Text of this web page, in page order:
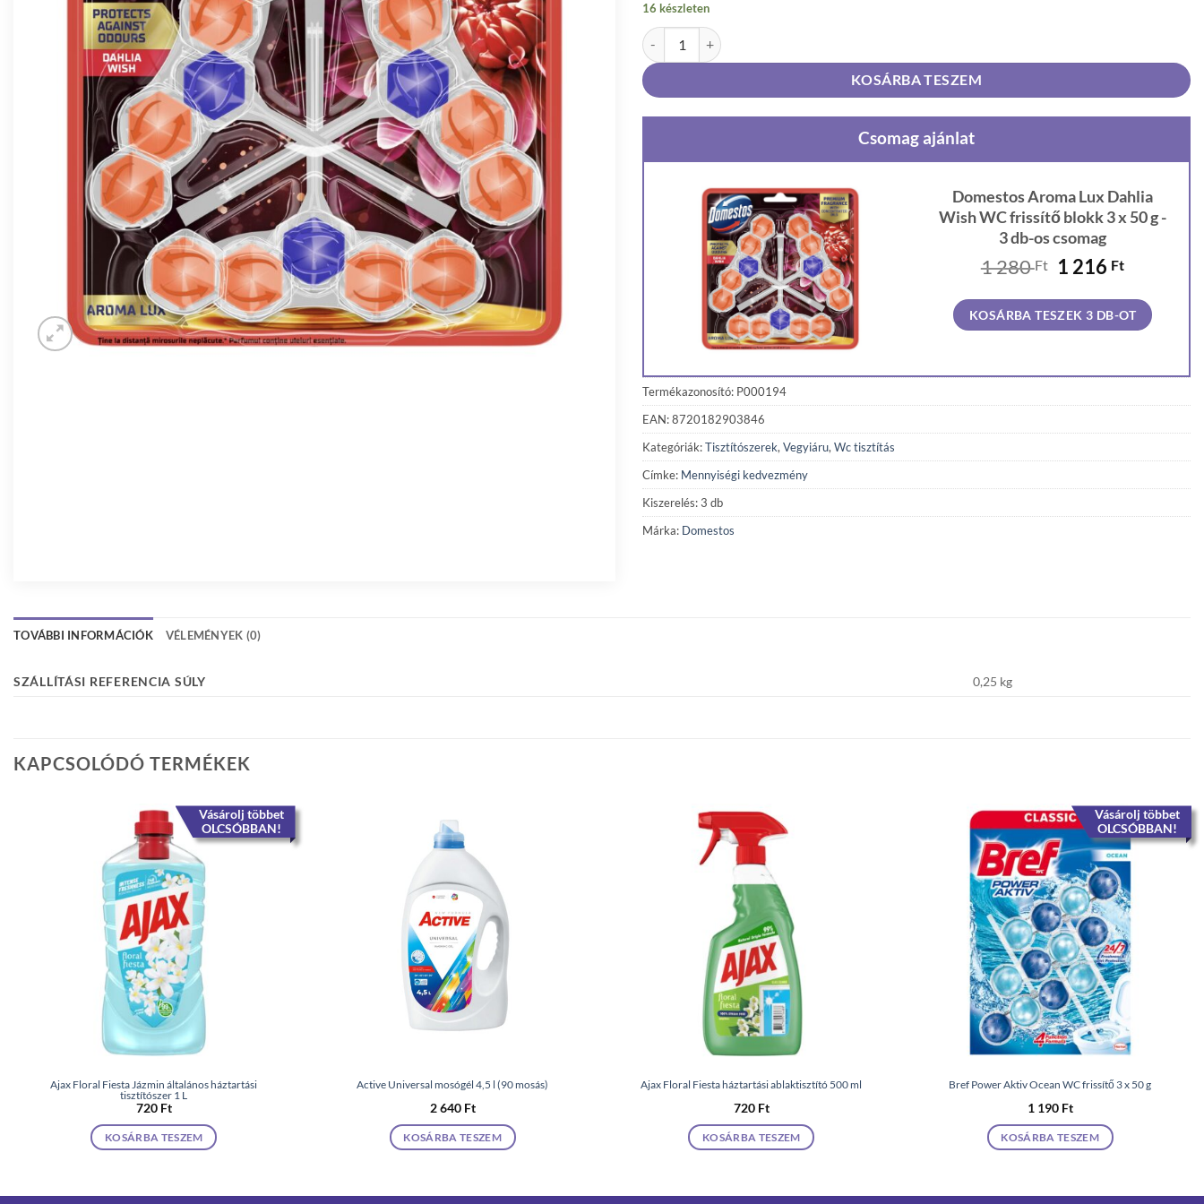
16 készleten
Domestos Aroma Lux Dahlia Wish WC frissítő blokk 3 x 50 g mennyiség
KOSÁRBA TESZEM
Csomag ajánlat
Domestos Aroma Lux Dahlia
Wish WC frissítő blokk 3 x 50 g -
3 db-os csomag
1 280Ft
Original
was:
1
1 216 FtCurrent
is:
1
KOSÁRBA TESZEK 3 DB-OT
Termékazonosító: P000194
EAN: 8720182903846
Kategóriák:Tisztítószerek, Vegyiáru, Wc tisztítás
Címke: Mennyiségi kedvezmény
Kiszerelés: 3 db
Márka: Domestos
TOVÁBBI INFORMÁCIÓK VÉLEMÉNYEK (0)
SZÁLLÍTÁSI REFERENCIA SÚLY 0,25 kg
KAPCSOLÓDÓ TERMÉKEK
Vásárolj többet
OLCSÓBBAN!
Ajax Floral Fiesta Jázmin általános háztartási
tisztítószer 1 L
720 Ft
KOSÁRBA TESZEM
Active Universal mosógél 4,5 l (90 mosás)
2 640 Ft
KOSÁRBA TESZEM
Ajax Floral Fiesta háztartási ablaktisztító 500 ml
720 Ft
KOSÁRBA TESZEM
Vásárolj többet
OLCSÓBBAN!
Bref Power Aktiv Ocean WC frissítő 3 x 50 g
1 190 Ft
KOSÁRBA TESZEM